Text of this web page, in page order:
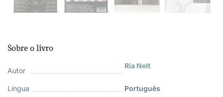
Sobre o livro
Autor
Ria Nelt
Língua Português